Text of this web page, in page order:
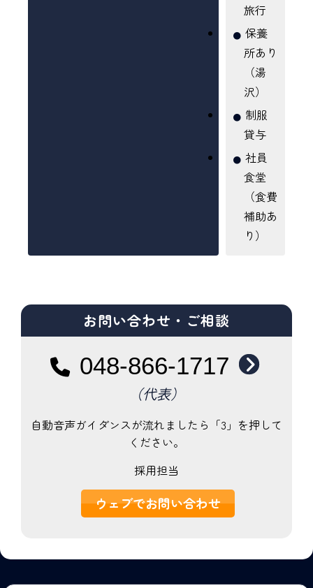
旅行
保養
所あり
（湯
沢）
制服
貸与
社員
食堂
（食費
補助あ
り）
お問い合わせ・ご相談
048-866-1717
（代表）
自動音声ガイダンスが流れましたら「3」を押して
ください。
採用担当
ウェブでお問い合わせ